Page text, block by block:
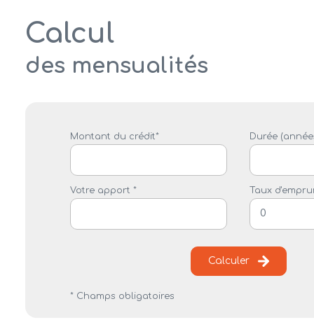
Calcul
des mensualités
Montant du crédit* Durée
Votre apport * Taux
Calculer
* Champs obligatoires